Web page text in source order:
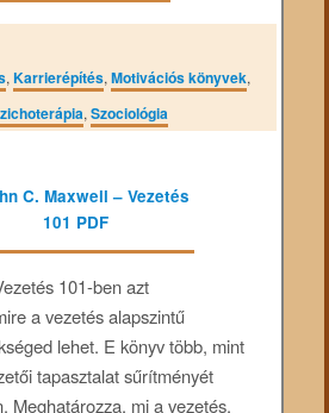
,Karrierépítés,Motivációs könyvek,
,Szociológia
101-ben azt
a vezetés alapszintű
lehet. E könyv több, mint
tapasztalat sűrítményét
Meghatározza, mi a vezetés,